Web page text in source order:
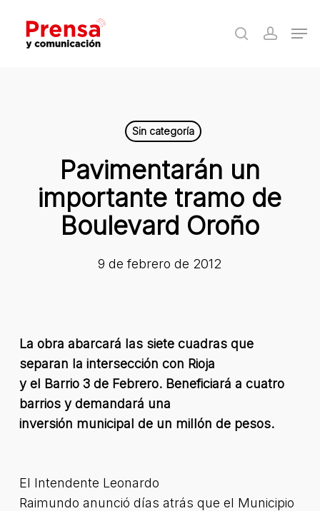
main
search
Sin categoría
Pavimentarán un
importante tramo de
Boulevard Oroño
9 de febrero de 2012
La obra abarcará las siete cuadras que
separan la intersección con Rioja
y el Barrio 3 de Febrero. Beneficiará a cuatro
barrios y demandará una
inversión municipal de un millón de pesos.
El Intendente Leonardo
Raimundo anunció días atrás que el Municipio